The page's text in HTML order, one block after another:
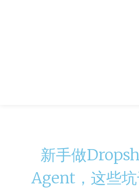
新手做
Agent，这些